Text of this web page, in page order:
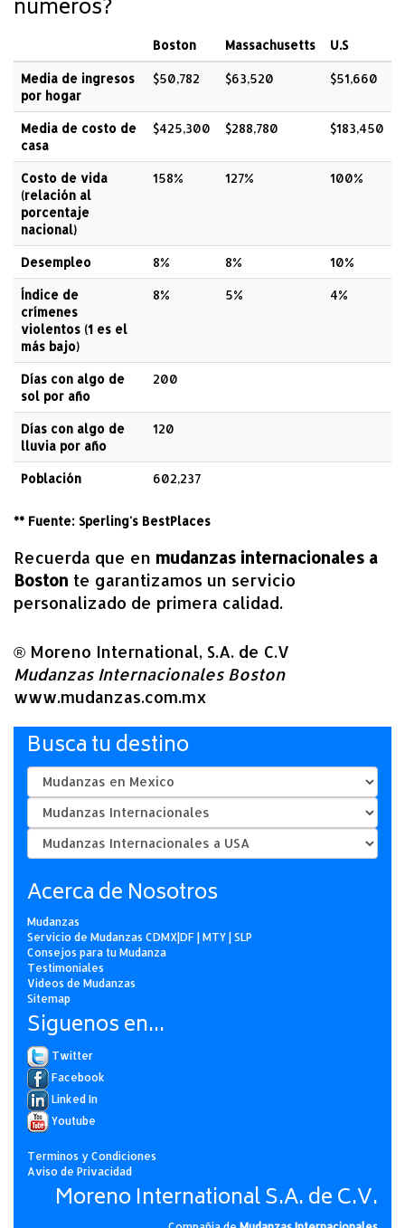
números?
Boston Massachusetts U.S
Media de ingresos
por hogar
$50,782 $63,520 $51,660
Media de costo de
casa
$425,300 $288,780 $183,450
Costo de vida
(relación al
porcentaje
nacional)
158% 127% 100%
Desempleo 8% 8% 10%
Índice de
crímenes
violentos (1 es el
más bajo)
8% 5% 4%
Días con algo de
sol por año
200
Días con algo de
lluvia por año
120
Población 602,237
** Fuente: Sperling's BestPlaces
Recuerda que en mudanzas internacionales a
Boston te garantizamos un servicio
personalizado de primera calidad.
® Moreno International, S.A. de C.V
Mudanzas Internacionales Boston
www.mudanzas.com.mx
Busca tu destino
Acerca de Nosotros
Mudanzas
Servicio de Mudanzas CDMX|DF | MTY | SLP
Consejos para tu Mudanza
Testimoniales
Videos de Mudanzas
Sitemap
Siguenos en...
Twitter
Facebook
Linked In
Youtube
Terminos y Condiciones
Aviso de Privacidad
Moreno International S.A. de C.V.